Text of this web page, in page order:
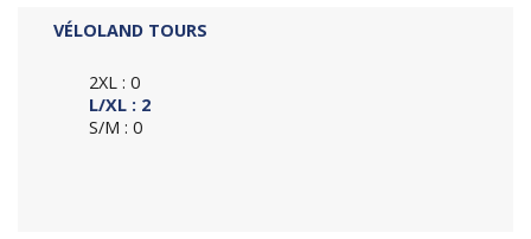
VÉLOLAND TOURS
2XL : 0
L/XL : 2
S/M : 0